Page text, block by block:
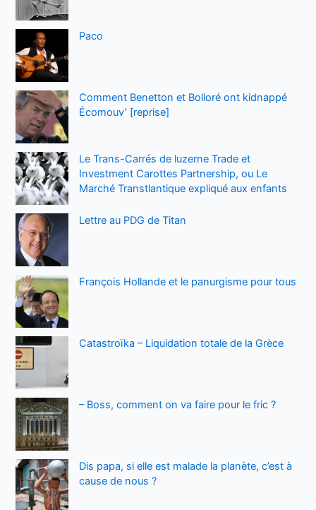
Paco
Comment Benetton et Bolloré ont kidnappé
Écomouv’ [reprise]
Le Trans-Carrés de luzerne Trade et
Investment Carottes Partnership, ou Le
Marché Transtlantique expliqué aux enfants
Lettre au PDG de Titan
François Hollande et le panurgisme pour tous
Catastroïka – Liquidation totale de la Grèce
– Boss, comment on va faire pour le fric ?
Dis papa, si elle est malade la planète, c’est à
cause de nous ?